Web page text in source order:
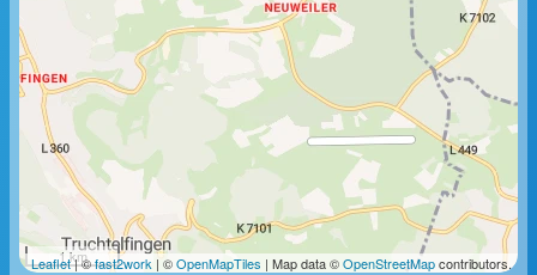
1 km
Leaflet| ©fast2work | ©OpenMapTiles | Map data ©OpenStreetMapcontributors.